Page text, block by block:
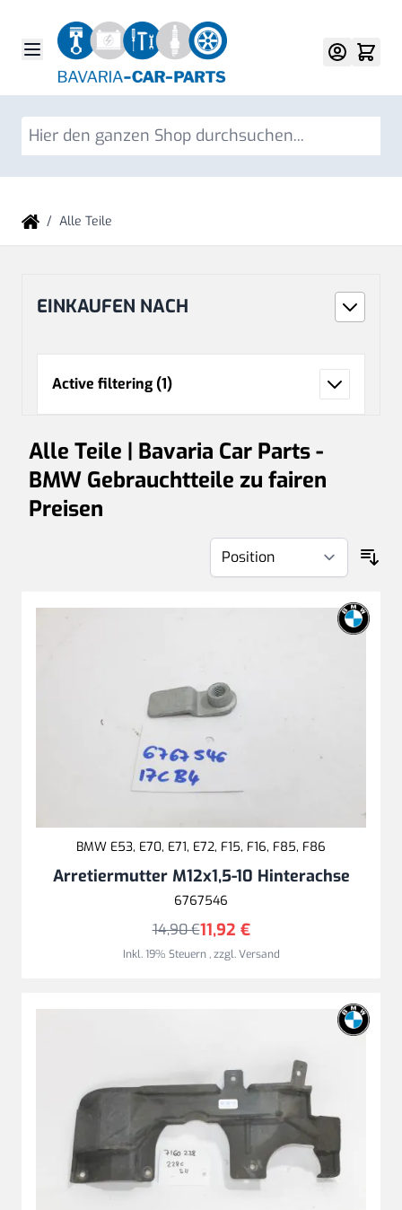
/ Alle Teile
EINKAUFEN NACH
Active filtering (1)
Alle Teile | Bavaria Car Parts -
BMW Gebrauchtteile zu fairen
Preisen
BMW E53, E70, E71, E72, F15, F16, F85, F86
Arretiermutter M12x1,5-10 Hinterachse
6767546
11,92 €
14,90 €
Inkl. 19% Steuern,zzgl.Versand